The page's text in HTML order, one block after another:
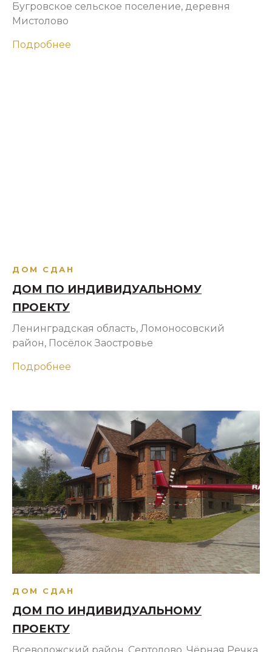
Бугровское сельское поселение, деревня
Мистолово
Подробнее
ДОМ СДАН
ДОМ ПО ИНДИВИДУАЛЬНОМУ
ПРОЕКТУ
Ленинградская область, Ломоносовский
район, Посёлок Заостровье
Подробнее
ДОМ СДАН
ДОМ ПО ИНДИВИДУАЛЬНОМУ
ПРОЕКТУ